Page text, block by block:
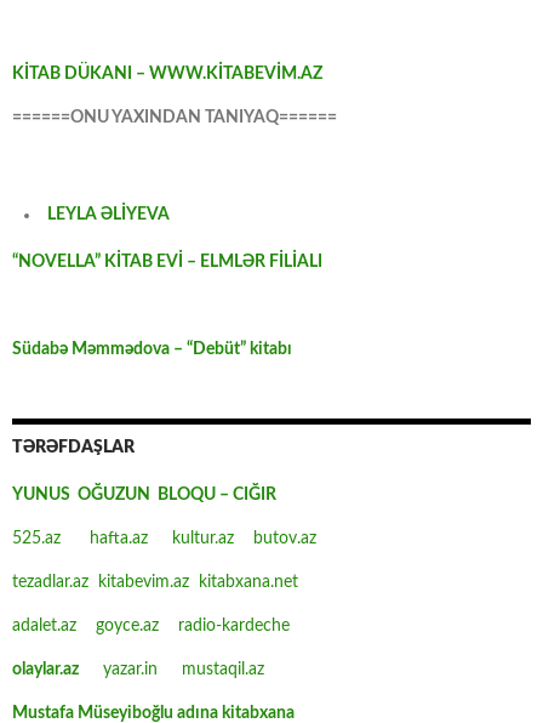
KİTAB DÜKANI – WWW.KİTABEVİM.AZ
======ONU YAXINDAN TANIYAQ======
LEYLA ƏLİYEVA
“NOVELLA” KİTAB EVİ – ELMLƏR FİLİALI
Südabə Məmmədova – “Debüt” kitabı
TƏRƏFDAŞLAR
YUNUS OĞUZUN BLOQU – CIĞIR
525.az hafta.az kultur.az butov.az
tezadlar.az kitabevim.az kitabxana.net
adalet.az goyce.az radio-kardeche
olaylar.az yazar.in mustaqil.az
Mustafa Müseyiboğlu adına kitabxana